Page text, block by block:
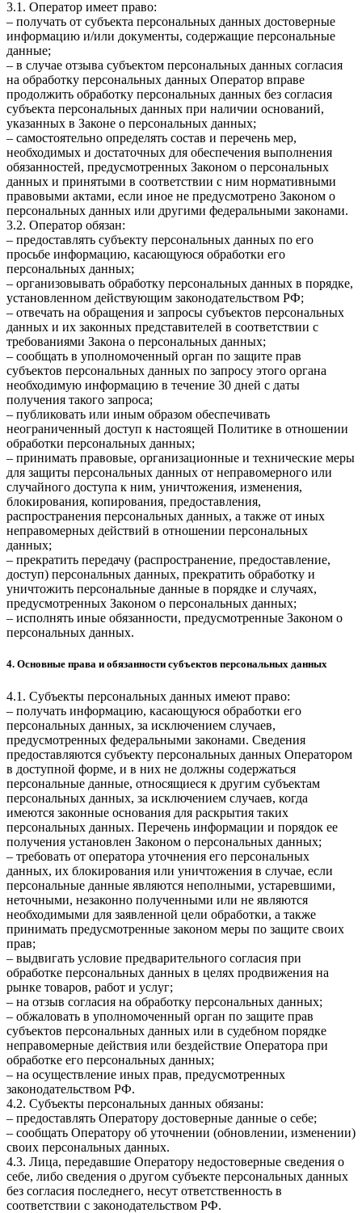
3.1. Оператор имеет право:
– получать от субъекта персональных данных достоверные
информацию и/или документы, содержащие персональные
данные;
– в случае отзыва субъектом персональных данных согласия
на обработку персональных данных Оператор вправе
продолжить обработку персональных данных без согласия
субъекта персональных данных при наличии оснований,
указанных в Законе о персональных данных;
– самостоятельно определять состав и перечень мер,
необходимых и достаточных для обеспечения выполнения
обязанностей, предусмотренных Законом о персональных
данных и принятыми в соответствии с ним нормативными
правовыми актами, если иное не предусмотрено Законом о
персональных данных или другими федеральными законами.
3.2. Оператор обязан:
– предоставлять субъекту персональных данных по его
просьбе информацию, касающуюся обработки его
персональных данных;
– организовывать обработку персональных данных в порядке,
установленном действующим законодательством РФ;
– отвечать на обращения и запросы субъектов персональных
данных и их законных представителей в соответствии с
требованиями Закона о персональных данных;
– сообщать в уполномоченный орган по защите прав
субъектов персональных данных по запросу этого органа
необходимую информацию в течение 30 дней с даты
получения такого запроса;
– публиковать или иным образом обеспечивать
неограниченный доступ к настоящей Политике в отношении
обработки персональных данных;
– принимать правовые, организационные и технические меры
для защиты персональных данных от неправомерного или
случайного доступа к ним, уничтожения, изменения,
блокирования, копирования, предоставления,
распространения персональных данных, а также от иных
неправомерных действий в отношении персональных
данных;
– прекратить передачу (распространение, предоставление,
доступ) персональных данных, прекратить обработку и
уничтожить персональные данные в порядке и случаях,
предусмотренных Законом о персональных данных;
– исполнять иные обязанности, предусмотренные Законом о
персональных данных.
4. Основные права и обязанности субъектов персональных данных
4.1. Субъекты персональных данных имеют право:
– получать информацию, касающуюся обработки его
персональных данных, за исключением случаев,
предусмотренных федеральными законами. Сведения
предоставляются субъекту персональных данных Оператором
в доступной форме, и в них не должны содержаться
персональные данные, относящиеся к другим субъектам
персональных данных, за исключением случаев, когда
имеются законные основания для раскрытия таких
персональных данных. Перечень информации и порядок ее
получения установлен Законом о персональных данных;
– требовать от оператора уточнения его персональных
данных, их блокирования или уничтожения в случае, если
персональные данные являются неполными, устаревшими,
неточными, незаконно полученными или не являются
необходимыми для заявленной цели обработки, а также
принимать предусмотренные законом меры по защите своих
прав;
– выдвигать условие предварительного согласия при
обработке персональных данных в целях продвижения на
рынке товаров, работ и услуг;
– на отзыв согласия на обработку персональных данных;
– обжаловать в уполномоченный орган по защите прав
субъектов персональных данных или в судебном порядке
неправомерные действия или бездействие Оператора при
обработке его персональных данных;
– на осуществление иных прав, предусмотренных
законодательством РФ.
4.2. Субъекты персональных данных обязаны:
– предоставлять Оператору достоверные данные о себе;
– сообщать Оператору об уточнении (обновлении, изменении)
своих персональных данных.
4.3. Лица, передавшие Оператору недостоверные сведения о
себе, либо сведения о другом субъекте персональных данных
без согласия последнего, несут ответственность в
соответствии с законодательством РФ.